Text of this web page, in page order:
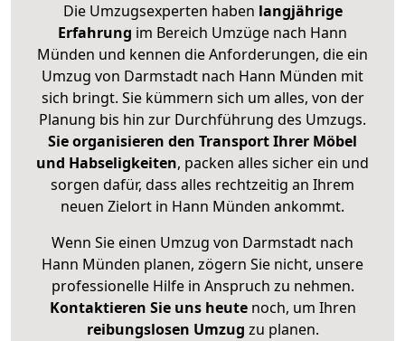
Die Umzugsexperten haben langjährige
Erfahrung im Bereich Umzüge nach Hann
Münden und kennen die Anforderungen, die ein
Umzug von Darmstadt nach Hann Münden mit
sich bringt. Sie kümmern sich um alles, von der
Planung bis hin zur Durchführung des Umzugs.
Sie organisieren den Transport Ihrer Möbel
und Habseligkeiten, packen alles sicher ein und
sorgen dafür, dass alles rechtzeitig an Ihrem
neuen Zielort in Hann Münden ankommt.
Wenn Sie einen Umzug von Darmstadt nach
Hann Münden planen, zögern Sie nicht, unsere
professionelle Hilfe in Anspruch zu nehmen.
Kontaktieren Sie uns heutenoch, um Ihren
reibungslosen Umzug zu planen.